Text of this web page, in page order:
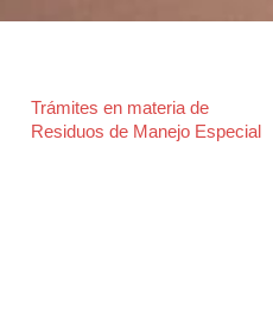
Trámites en materia de
Residuos de Manejo Especial